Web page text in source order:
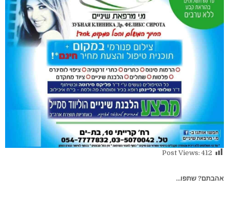
Post Views: 412
אהבתם? שתפו...